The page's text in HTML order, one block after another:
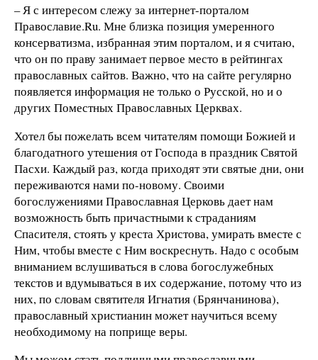
– Я с интересом слежу за интернет-порталом
Православие.Ru. Мне близка позиция умеренного
консерватизма, избранная этим порталом, и я считаю,
что он по праву занимает первое место в рейтингах
православных сайтов. Важно, что на сайте регулярно
появляется информация не только о Русской, но и о
других Поместных Православных Церквах.
Хотел бы пожелать всем читателям помощи Божией и
благодатного утешения от Господа в праздник Святой
Пасхи. Каждый раз, когда приходят эти святые дни, они
переживаются нами по-новому. Своими
богослужениями Православная Церковь дает нам
возможность быть причастными к страданиям
Спасителя, стоять у креста Христова, умирать вместе с
Ним, чтобы вместе с Ним воскреснуть. Надо с особым
вниманием вслушиваться в слова богослужебных
текстов и вдумываться в их содержание, потому что из
них, по словам святителя Игнатия (Брянчанинова),
православный христианин может научиться всему
необходимому на поприще веры.